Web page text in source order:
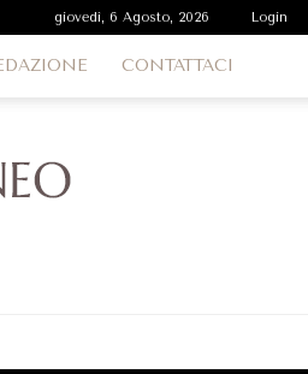
giovedì, 6 Agosto, 2026 Login
CONTATTACI